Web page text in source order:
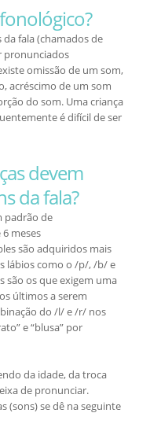
fala (chamados de
pronunciados
omissão de um som,
acréscimo de um som
do som. Uma criança
é difícil de ser
devem
da fala?
padrão de
meses
são adquiridos mais
lábios como o /p/, /b/ e
são os que exigem uma
últimos a serem
do /l/ e /r/ nos
e “blusa” por
da idade, da troca
de pronunciar.
(sons) se dê na seguinte